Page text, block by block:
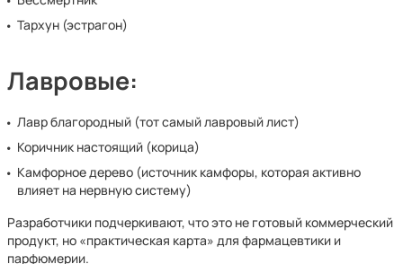
Тархун (эстрагон)
Лавровые:
Лавр благородный (тот самый лавровый лист)
Коричник настоящий (корица)
Камфорное дерево (источник камфоры, которая активно
влияет на нервную систему)
Разработчики подчеркивают, что это не готовый коммерческий
продукт, но «практическая карта» для фармацевтики и
парфюмерии.